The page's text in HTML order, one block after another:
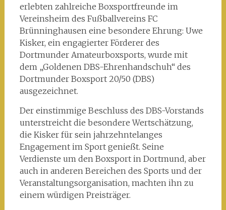
erlebten zahlreiche Boxsportfreunde im
Vereinsheim des Fußballvereins FC
Brünninghausen eine besondere Ehrung: Uwe
Kisker, ein engagierter Förderer des
Dortmunder Amateurboxsports, wurde mit
dem „Goldenen DBS-Ehrenhandschuh“ des
Dortmunder Boxsport 20/50 (DBS)
ausgezeichnet.
Der einstimmige Beschluss des DBS-Vorstands
unterstreicht die besondere Wertschätzung,
die Kisker für sein jahrzehntelanges
Engagement im Sport genießt. Seine
Verdienste um den Boxsport in Dortmund, aber
auch in anderen Bereichen des Sports und der
Veranstaltungsorganisation, machten ihn zu
einem würdigen Preisträger.